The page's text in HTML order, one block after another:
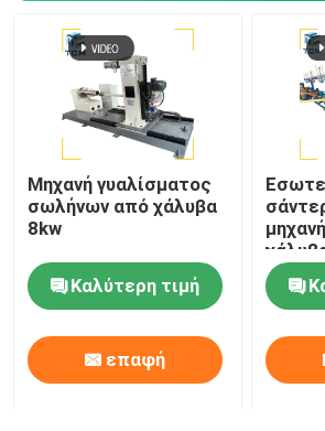
Μηχανή γυαλίσματος
σωλήνων από χάλυβα
8kw
Καλύτερη τιμή
επαφή